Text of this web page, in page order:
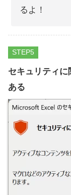
るよ！
STEP
セキュリティ
ある